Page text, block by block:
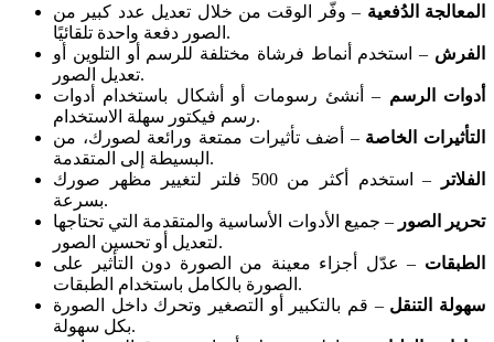
المعالجة الدُفعية – وفّر الوقت من خلال تعديل عدد كبير من
الصور دفعة واحدة تلقائيًا.
الفرش – استخدم أنماط فرشاة مختلفة للرسم أو التلوين أو
تعديل الصور.
أدوات الرسم – أنشئ رسومات أو أشكال باستخدام أدوات
رسم فيكتور سهلة الاستخدام.
التأثيرات الخاصة – أضف تأثيرات ممتعة ورائعة لصورك، من
البسيطة إلى المتقدمة.
الفلاتر
– استخدم أكثر من 500 فلتر لتغيير مظهر صورك
بسرعة.
تحرير الصور – جميع الأدوات الأساسية والمتقدمة التي تحتاجها
لتعديل أو تحسين الصور.
الطبقات – عدّل أجزاء معينة من الصورة دون التأثير على
الصورة بالكامل باستخدام الطبقات.
سهولة التنقل – قم بالتكبير أو التصغير وتحرك داخل الصورة
بكل سهولة.